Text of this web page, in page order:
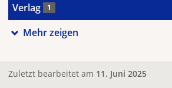
Verlag 1
Mehr zeigen
Zuletzt bearbeitet am 11. Juni 2025